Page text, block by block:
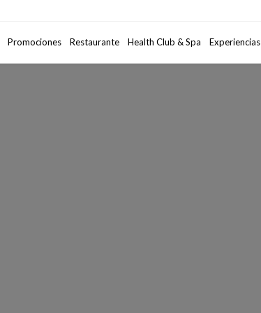
Promociones Restaurante Health Club & Spa Experiencias